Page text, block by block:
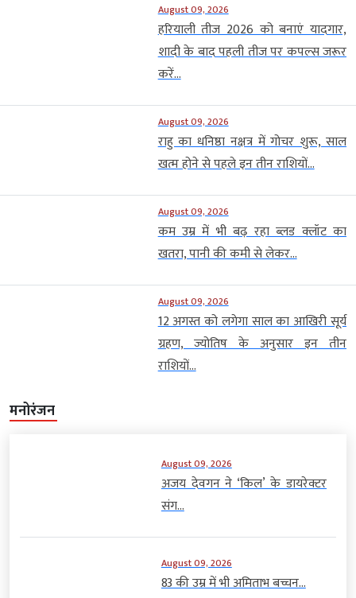
August 09, 2026
हरियाली तीज 2026 को बनाएं यादगार,
शादी के बाद पहली तीज पर कपल्स जरूर
करें...
August 09, 2026
राहु का धनिष्ठा नक्षत्र में गोचर शुरू, साल
खत्म होने से पहले इन तीन राशियों...
August 09, 2026
कम उम्र में भी बढ़ रहा ब्लड क्लॉट का
खतरा, पानी की कमी से लेकर...
August 09, 2026
12 अगस्त को लगेगा साल का आखिरी सूर्य
ग्रहण, ज्योतिष के अनुसार इन तीन
राशियों...
मनोरंजन
August 09, 2026
अजय देवगन ने ‘किल’ के डायरेक्टर
संग...
August 09, 2026
83 की उम्र में भी अमिताभ बच्चन...